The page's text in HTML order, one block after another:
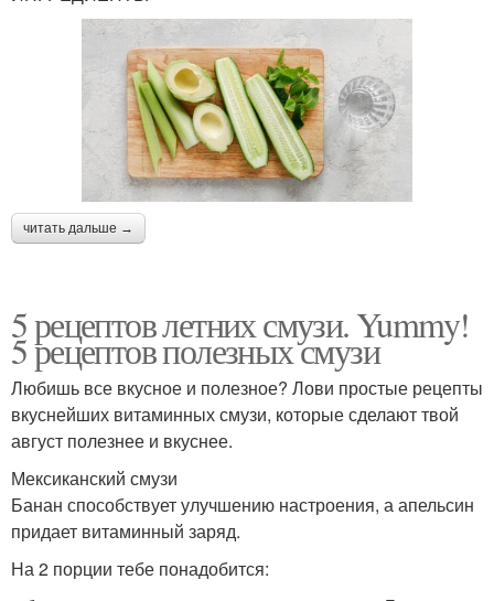
читать дальше →
5 рецептов летних смузи. Yummy!
5 рецептов полезных смузи
Любишь все вкусное и полезное? Лови простые рецепты
вкуснейших витаминных смузи, которые сделают твой
август полезнее и вкуснее.
Мексиканский смузи
Банан способствует улучшению настроения, а апельсин
придает витаминный заряд.
На 2 порции тебе понадобится: